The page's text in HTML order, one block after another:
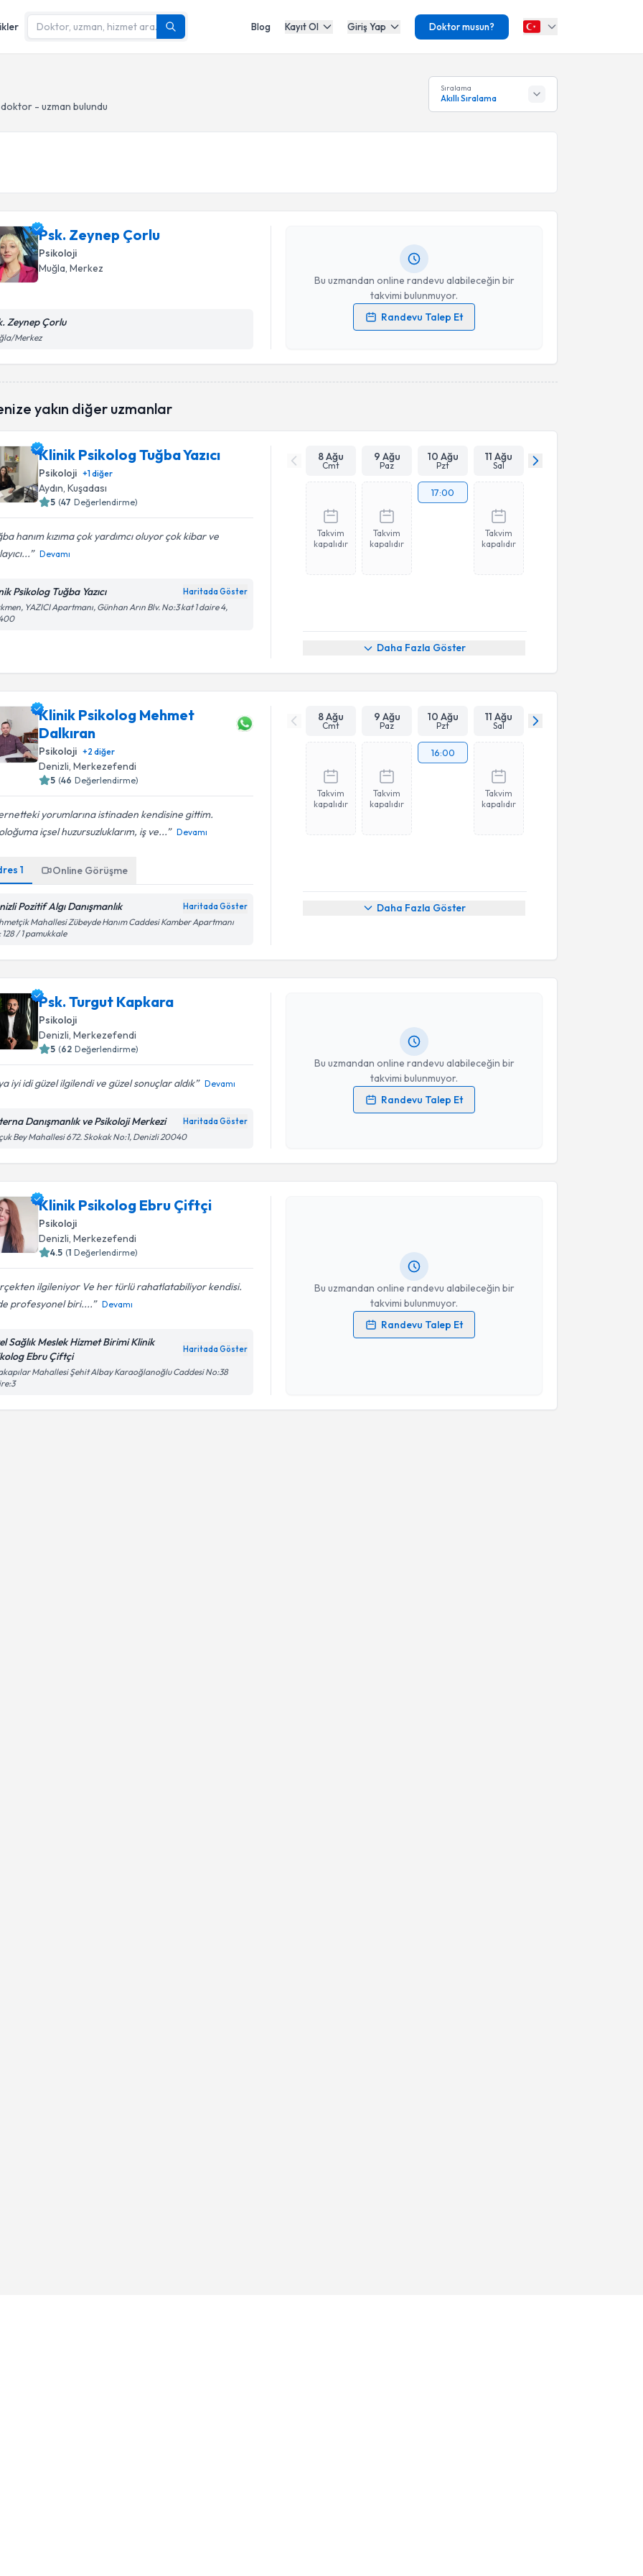
Blog Kayıt Ol Giriş Yap Doktor musun?
- uzman bulundu
Sıralama
Akıllı Sıralama
Psk. Zeynep Çorlu
Psikoloji
Muğla, Merkez
Zeynep Çorlu
Merkez
Bu uzmandan online randevu alabileceğin bir
takvimi bulunmuyor.
Randevu Talep Et
Kişisel verilerimin işlenmesine ilişkinAydınlatma Metni
işlenmesini kabul ediyorum.
yakın diğer uzmanlar
Klinik Psikolog Tuğba Yazıcı
Psikoloji +1diğer
Aydın, Kuşadası
5 (47 Değerlendirme)
hanım kızıma çok yardımcı oluyor çok kibar ve
Devamı
Psikolog Tuğba Yazıcı Haritada Göster
YAZICI Apartmanı, Günhan Arın Blv. No:3 kat 1 daire 4,
8 Ağu
Cmt
9 Ağu
Paz
10 Ağu
Pzt
11 Ağu
Sal
Takvim
kapalıdır
Takvim
kapalıdır
17:00
Takvim
kapalıdır
Daha Fazla Göster
Klinik Psikolog Mehmet
Dalkıran
Psikoloji +2 diğer
Denizli , Merkezefendi
5 (46 Değerlendirme)
yorumlarına istinaden kendisine gittim.
içsel huzursuzluklarım, iş ve...
Devamı
1 Online Görüşme
Pozitif Algı Danışmanlık Haritada Göster
Mahallesi Zübeyde Hanım Caddesi Kamber Apartmanı
128 / 1 pamukkale
8 Ağu
Cmt
9 Ağu
Paz
10 Ağu
Pzt
11 Ağu
Sal
Takvim
kapalıdır
Takvim
kapalıdır
16:00
Takvim
kapalıdır
Daha Fazla Göster
Psk. Turgut Kapkara
Psikoloji
Denizli , Merkezefendi
5 (62 Değerlendirme)
iyi idi güzel ilgilendi ve güzel sonuçlar aldık Devamı
Danışmanlık ve Psikoloji Merkezi Haritada Göster
Bey Mahallesi 672. Skokak No:1, Denizli 20040
Bu uzmandan online randevu alabileceğin bir
takvimi bulunmuyor.
Randevu Talep Et
Kişisel verilerimin işlenmesine ilişkinAydınlatma Metni
Klinik Psikolog Ebru Çiftçi
Psikoloji
Denizli , Merkezefendi
4.5 (1 Değerlendirme)
ilgileniyor Ve her türlü rahatlatabiliyor kendisi.
profesyonel biri....
Devamı
Sağlık Meslek Hizmet Birimi Klinik
Ebru Çiftçi
Haritada Göster
Mahallesi Şehit Albay Karaoğlanoğlu Caddesi No:38
Bu uzmandan online randevu alabileceğin bir
takvimi bulunmuyor.
Randevu Talep Et
Randevu Takvimi Talebi
Kişisel verilerimin işlenmesine ilişkinAydınlatma Metni
Takvim Talebini Gönder